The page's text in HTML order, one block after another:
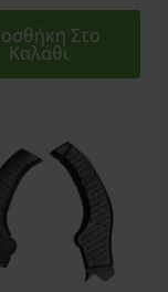
Στο
Καλάθι